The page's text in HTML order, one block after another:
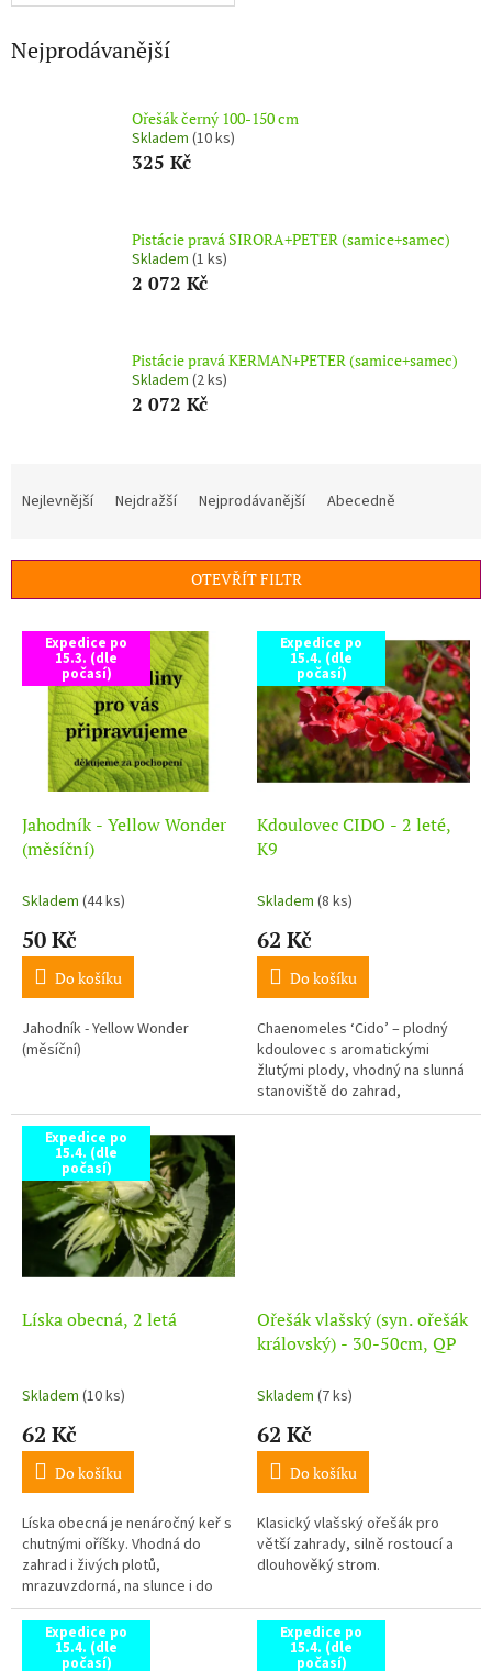
Nejprodávanější
Ořešák černý 100-150 cm
Skladem (10 ks)
325 Kč
Pistácie pravá SIRORA+PETER (samice+samec)
Skladem (1 ks)
2 072 Kč
Pistácie pravá KERMAN+PETER (samice+samec)
Skladem (2 ks)
2 072 Kč
í
Nejlevnější Nejdražší Nejprodávanější Abecedně
OTEVŘÍT FILTR
V
Expedice po
15.3. (dle
počasí)
Jahodník - Yellow Wonder
(měsíční)
Skladem (44 ks)
50 Kč
Do košíku
Jahodník - Yellow Wonder
(měsíční)
Expedice po
15.4. (dle
počasí)
Kdoulovec CIDO - 2 leté,
K9
Skladem (8 ks)
62 Kč
Do košíku
Chaenomeles ‘Cido’ – plodný
kdoulovec s aromatickými
žlutými plody, vhodný na slunná
stanoviště do zahrad,
mrazuvzdorný.
Expedice po
15.4. (dle
počasí)
Líska obecná, 2 letá
Skladem (10 ks)
62 Kč
Do košíku
Líska obecná je nenáročný keř s
chutnými oříšky. Vhodná do
zahrad i živých plotů,
mrazuvzdorná, na slunce i do
polostínu.
Ořešák vlašský (syn. ořešák
královský) - 30-50cm, QP
Skladem (7 ks)
62 Kč
Do košíku
Klasický vlašský ořešák pro
větší zahrady, silně rostoucí a
dlouhověký strom.
Expedice po
15.4. (dle
počasí)
Expedice po
15.4. (dle
počasí)